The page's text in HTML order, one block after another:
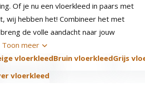
Of je nu een vloerkleed in paars met
wij hebben het! Combineer het met
de volle aandacht naar jouw
Toon meer
vloerkleedBruin vloerkleedGrijs
vloerkleed